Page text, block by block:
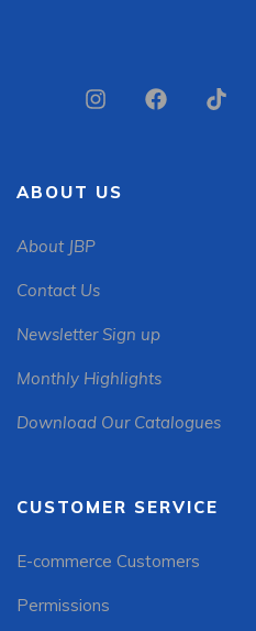
ABOUT US
About JBP
Contact Us
Newsletter Sign up
Monthly Highlights
Download Our Catalogues
CUSTOMER SERVICE
E-commerce Customers
Permissions